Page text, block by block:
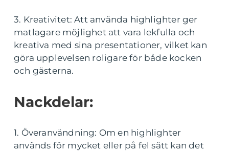
3. Kreativitet: Att använda highlighter ger
matlagare möjlighet att vara lekfulla och
kreativa med sina presentationer, vilket kan
göra upplevelsen roligare för både kocken
och gästerna.
Nackdelar:
1. Överanvändning: Om en highlighter
används för mycket eller på fel sätt kan det